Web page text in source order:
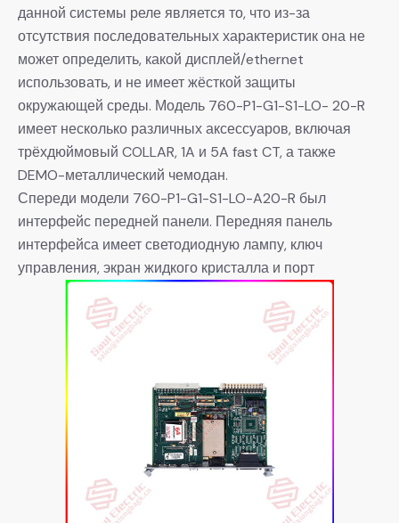
данной системы реле является то, что из-за
отсутствия последовательных характеристик она не
может определить, какой дисплей/ethernet
использовать, и не имеет жёсткой защиты
окружающей среды. Модель 760-P1-G1-S1-LO- 20-R
имеет несколько различных аксессуаров, включая
трёхдюймовый COLLAR, 1A и 5A fast CT, а также
DEMO-металлический чемодан.
Спереди модели 760-P1-G1-S1-LO-A20-R был
интерфейс передней панели. Передняя панель
интерфейса имеет светодиодную лампу, ключ
управления, экран жидкого кристалла и порт